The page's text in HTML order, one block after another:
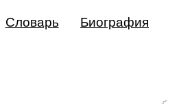
Словарь Биография